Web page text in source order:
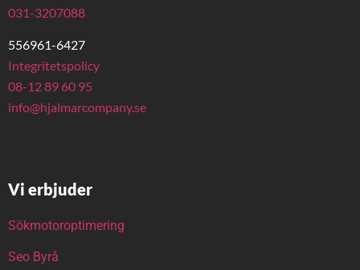
031-3207088
556961-6427
Integritetspolicy
08-12 89 60 95
info@hjalmarcompany.se
Vi erbjuder
Sökmotoroptimering
Seo Byrå